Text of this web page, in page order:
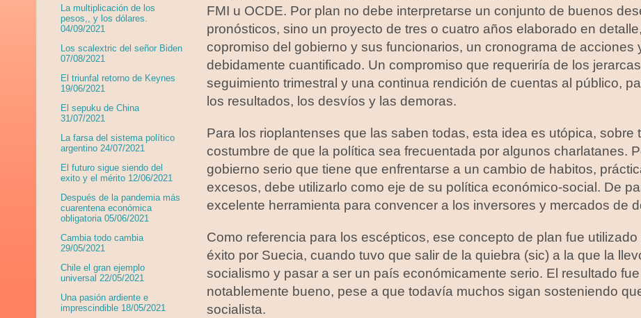
FMI u OCDE. Por plan no debe interpretarse un conjunto de buenos
pronósticos, sino un proyecto de tres o cuatro años elaborado en
copromiso del gobierno y sus funcionarios, un cronograma de acciones
debidamente cuantificado. Un compromiso que requeriría de los
seguimiento trimestral y una continua rendición de cuentas al público,
los resultados, los desvíos y las demoras.
Para los rioplantenses que las saben todas, esta idea es utópica, sobre
costumbre de que la política sea frecuentada por algunos charlatanes.
gobierno serio que tiene que enfrentarse a un cambio de habitos,
excesos, debe utilizarlo como eje de su política económico-social. De
excelente herramienta para convencer a los inversores y mercados de
Como referencia para los escépticos, ese concepto de plan fue utilizado
éxito por Suecia, cuando tuvo que salir de la quiebra (sic) a la que la
socialismo y pasar a ser un país económicamente serio. El resultado fue
notablemente bueno, pese a que todavía muchos sigan sosteniendo
socialista.
La multiplicación de los
pesos,, y los dólares.
04/09/2021
Los scalextric del señor Biden
07/08/2021
El triunfal retorno de Keynes
19/06/2021
El sepuku de China
31/07/2021
La farsa del sistema político
argentino 24/07/2021
El futuro sigue siendo del
exito y el mérito 12/06/2021
Después de la pandemia más
cuarentena económica
obligatoria 05/06/2021
Cambia todo cambia
29/05/2021
Chile el gran ejemplo
universal 22/05/2021
Una pasión ardiente e
imprescindible 18/05/2021